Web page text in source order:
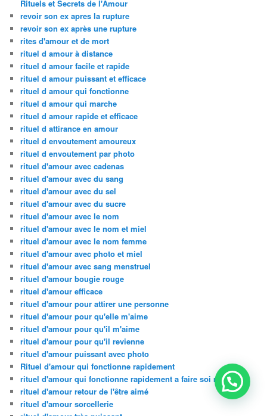
Rituels et Secrets de l'Amour
revoir son ex apres la rupture
revoir son ex après une rupture
rites d'amour et de mort
rituel d amour à distance
rituel d amour facile et rapide
rituel d amour puissant et efficace
rituel d amour qui fonctionne
rituel d amour qui marche
rituel d amour rapide et efficace
rituel d attirance en amour
rituel d envoutement amoureux
rituel d envoutement par photo
rituel d'amour avec cadenas
rituel d'amour avec du sang
rituel d'amour avec du sel
rituel d'amour avec du sucre
rituel d'amour avec le nom
rituel d'amour avec le nom et miel
rituel d'amour avec le nom femme
rituel d'amour avec photo et miel
rituel d'amour avec sang menstruel
rituel d'amour bougie rouge
rituel d'amour efficace
rituel d'amour pour attirer une personne
rituel d'amour pour qu'elle m'aime
rituel d'amour pour qu'il m'aime
rituel d'amour pour qu'il revienne
rituel d'amour puissant avec photo
Rituel d'amour qui fonctionne rapidement
rituel d'amour qui fonctionne rapidement a faire soi meme
rituel d'amour retour de l'être aimé
rituel d'amour sorcellerie